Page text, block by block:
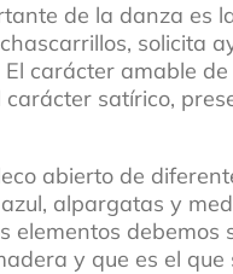
de la danza es
solicita
carácter amable
satírico,
abierto de
alpargatas y
elementos debemos
y que es el